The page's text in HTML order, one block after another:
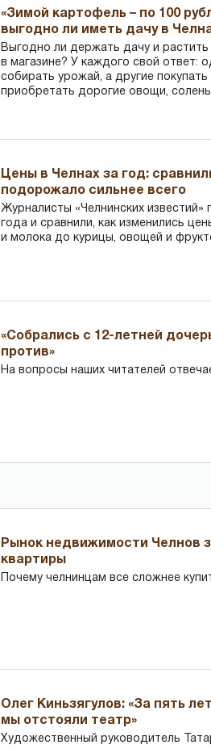
«Зимой картофель – по 100
выгодно ли иметь дачу в
Выгодно ли держать дачу и
в магазине? У каждого свой ответ:
собирать урожай, а другие
приобретать дорогие овощи,
Цены в Челнах за год:
подорожало сильнее всего
Журналисты «Челнинских известий»
года и сравнили, как изменились
и молока до курицы, овощей и
«Собрались с 12-летней
против»
На вопросы наших читателей
Рынок недвижимости Челнов
квартиры
Почему челнинцам все сложнее
Олег Киньзягулов: «За пять
мы отстояли театр»
Художественный руководитель